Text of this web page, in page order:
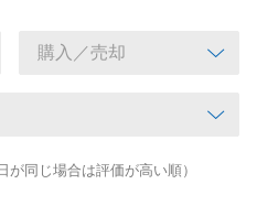
同じ場合は評価が高い順）